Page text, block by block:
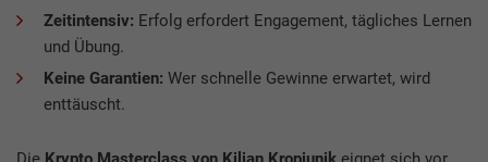
Zeitintensiv: Erfolg erfordert Engagement, tägliches Lernen
und Übung.
Keine Garantien: Wer schnelle Gewinne erwartet, wird
enttäuscht.